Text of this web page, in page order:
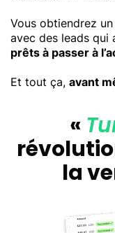
Vous obtiendrez
avec des leads qui
prêts à passer à
Et tout ça, avant
«
la